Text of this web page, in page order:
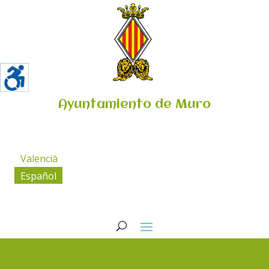
Ayuntamiento de Muro
Valencià
Español